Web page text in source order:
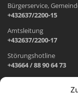
Bürgerservice,
+432637/2200-15
Amtsleitung
+432637/2200-17
Störungshotline
+43664 / 88 90 64 73